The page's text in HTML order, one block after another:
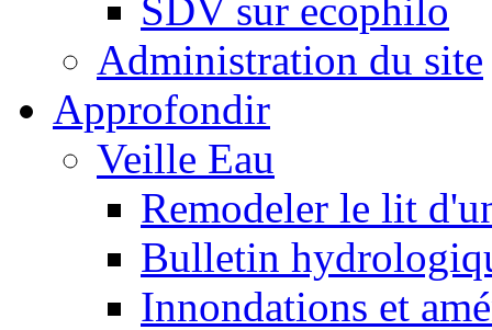
SDV sur ecophilo
Administration du site
Approfondir
Veille Eau
Remodeler le lit
Bulletin
Innondations et